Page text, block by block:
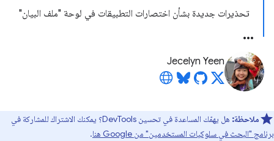
تحذيرات جديدة بشأن اختصارات التطبيقات في لوحة "ملف البيان"
Jecelyn Yeen
ملاحظة: هل يهمّك المساعدة في تحسين DevTools؟ يمكنك الاشتراك للمشاركة في
برنامج "البحث في سلوكيات المستخدمين" من Google هنا
.